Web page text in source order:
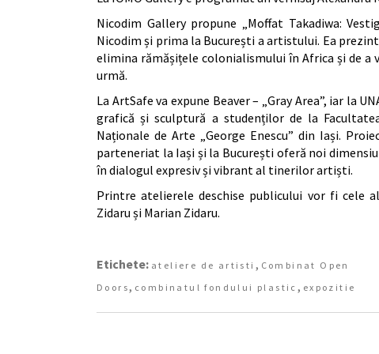
Nicodim Gallery propune „Moffat Takadiwa:
Nicodim și prima la București a artistului. Ea
elimina rămășițele colonialismului în Africa și de
urmă.
La ArtSafe va expune Beaver – „Gray Area”, iar la
grafică și sculptură a studenților de la
Naționale de Arte „George Enescu” din Iași.
parteneriat la Iași și la București oferă noi
în dialogul expresiv și vibrant al tinerilor artiști.
Printre atelierele deschise publicului vor fi cele
Zidaru și Marian Zidaru.
Etichete: ateliere de artisti , Combinat Open
Doors , combinatul fondului plastic , expozitie